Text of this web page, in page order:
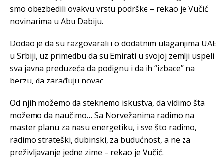
smo obezbedili ovakvu vrstu podrške – rekao je Vučić
novinarima u Abu Dabiju.
Dodao je da su razgovarali i o dodatnim ulaganjima UAE
u Srbiji, uz primedbu da su Emirati u svojoj zemlji uspeli
sva javna preduzeća da podignu i da ih “izbace” na
berzu, da zarađuju novac.
Od njih možemo da steknemo iskustva, da vidimo šta
možemo da naučimo… Sa Norvežanima radimo na
master planu za nasu energetiku, i sve što radimo,
radimo strateški, dubinski, za budućnost, a ne za
preživljavanje jedne zime – rekao je Vučić.